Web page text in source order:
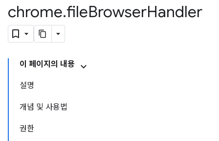
chrome.fileBrowserHandler
이 페이지의 내용
설명
개념 및 사용법
권한